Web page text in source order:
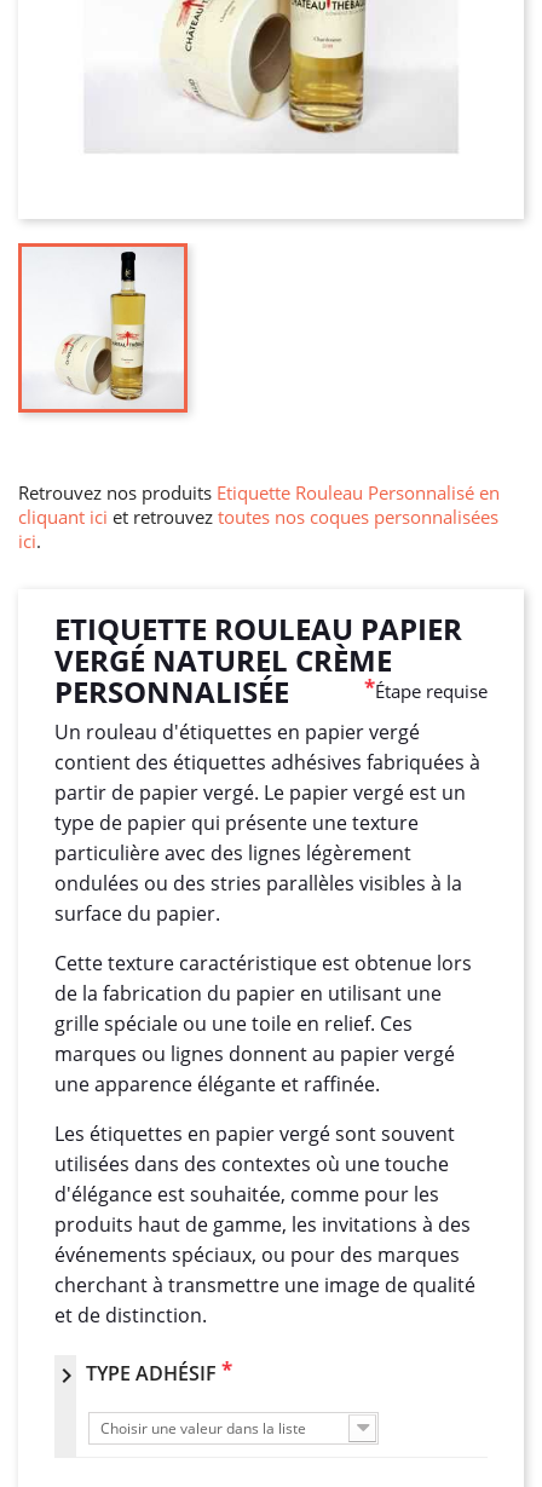
Retrouvez nos produits Etiquette Rouleau Personnalisé en
cliquant ici et retrouvez toutes nos coques personnalisées
ici.
ETIQUETTE ROULEAU PAPIER
VERGÉ NATUREL CRÈME
PERSONNALISÉE *Étape requise
Un rouleau d'étiquettes en papier vergé
contient des étiquettes adhésives fabriquées à
partir de papier vergé. Le papier vergé est un
type de papier qui présente une texture
particulière avec des lignes légèrement
ondulées ou des stries parallèles visibles à la
surface du papier.
Cette texture caractéristique est obtenue lors
de la fabrication du papier en utilisant une
grille spéciale ou une toile en relief. Ces
marques ou lignes donnent au papier vergé
une apparence élégante et raffinée.
Les étiquettes en papier vergé sont souvent
utilisées dans des contextes où une touche
d'élégance est souhaitée, comme pour les
produits haut de gamme, les invitations à des
événements spéciaux, ou pour des marques
cherchant à transmettre une image de qualité
et de distinction.
chevron_right TYPE ADHÉSIF *
Choisir une valeur dans la liste